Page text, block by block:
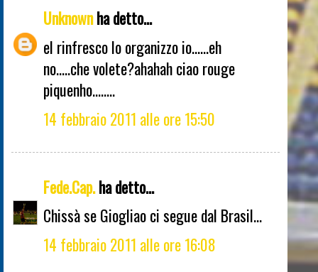
Unknownha detto...
el rinfresco lo organizzo io......eh
no.....che volete?ahahah ciao rouge
piquenho........
14 febbraio 2011 alle ore 15:50
Fede.Cap.ha detto...
Chissà se Giogliao ci segue dal Brasil...
14 febbraio 2011 alle ore 16:08